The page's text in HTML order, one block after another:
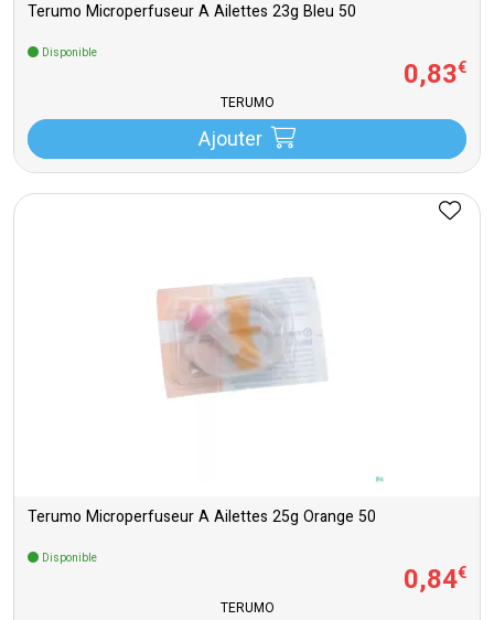
Terumo Microperfuseur A Ailettes 23g Bleu 50
Disponible
0,83€
TERUMO
Ajouter
Terumo Microperfuseur A Ailettes 25g Orange 50
Disponible
0,84€
TERUMO